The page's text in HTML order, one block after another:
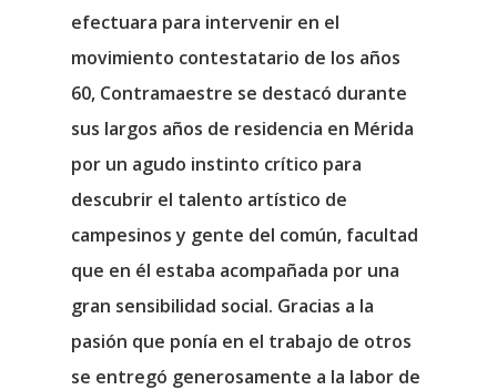
efectuara para intervenir en el
movimiento contestatario de los años
60, Contramaestre se destacó durante
sus largos años de residencia en Mérida
por un agudo instinto crítico para
descubrir el talento artístico de
campesinos y gente del común, facultad
que en él estaba acompañada por una
gran sensibilidad social. Gracias a la
pasión que ponía en el trabajo de otros
se entregó generosamente a la labor de